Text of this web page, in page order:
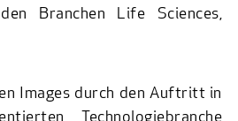
Branchen Life Sciences,
Images durch den Auftritt in